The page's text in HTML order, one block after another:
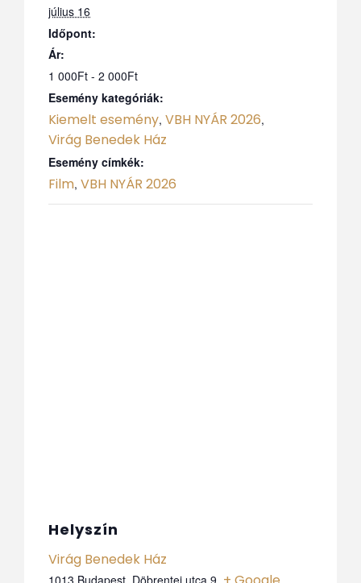
július 16
Időpont:
Ár:
1 000Ft - 2 000Ft
Esemény kategóriák:
Kiemelt esemény, VBH NYÁR 2026,
Virág Benedek Ház
Esemény címkék:
Film, VBH NYÁR 2026
Helyszín
Virág Benedek Ház
1013 Budapest, Döbrentei utca 9.